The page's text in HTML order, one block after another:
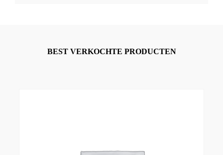
BEST VERKOCHTE PRODUCTEN